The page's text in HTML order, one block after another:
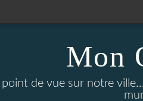
Mon
de vue sur notre